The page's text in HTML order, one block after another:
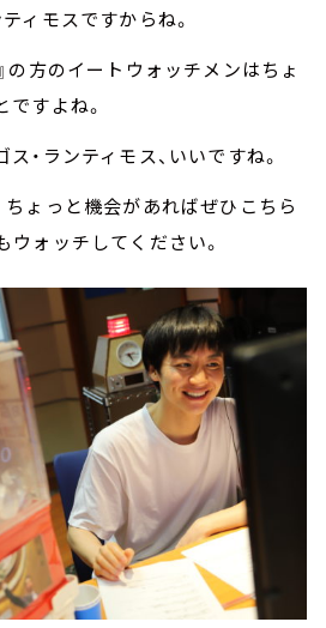
ィモスですからね。
の方のイートウォッチメンはちょ
すよね。
・ランティモス、いいですね。
ちょっと機会があればぜひこちら
ウォッチしてください。